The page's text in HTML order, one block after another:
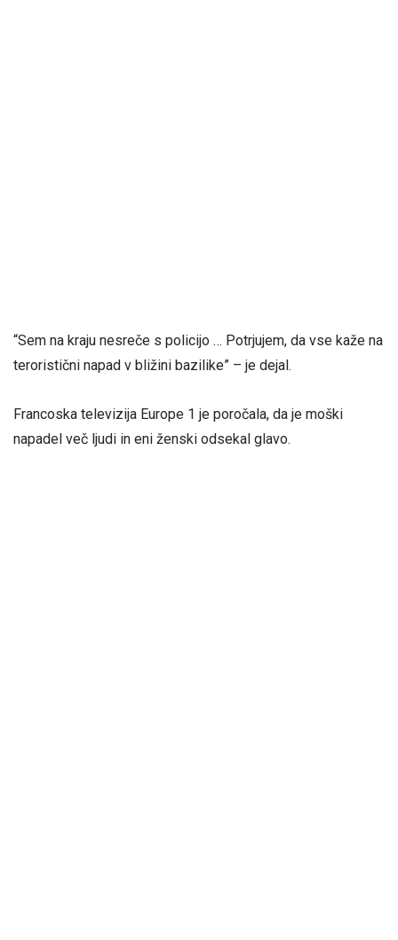
“Sem na kraju nesreče s policijo … Potrjujem, da vse kaže na
teroristični napad v bližini bazilike” – je dejal.
Francoska televizija Europe 1 je poročala, da je moški
napadel več ljudi in eni ženski odsekal glavo.